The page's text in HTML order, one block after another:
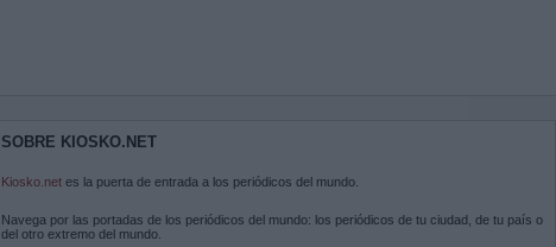
SOBRE KIOSKO.NET
Kiosko.net es la puerta de entrada a los periódicos del mundo.
Navega por las portadas de los periódicos del mundo: los periódicos de tu ciudad, de tu país o
del otro extremo del mundo.